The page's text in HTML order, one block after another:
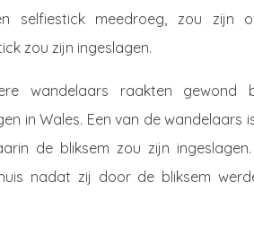
selfiestick meedroeg, zou zijn
zou zijn ingeslagen.
wandelaars raakten
in Wales. Een van de wandelaars
de bliksem zou zijn
nadat zij door de bliksem